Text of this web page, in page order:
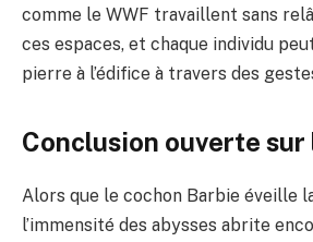
comme le WWF travaillent sans
ces espaces, et chaque individu
pierre à l’édifice à travers des
Conclusion ouverte sur
Alors que le cochon Barbie éveille
l’immensité des abysses abrite